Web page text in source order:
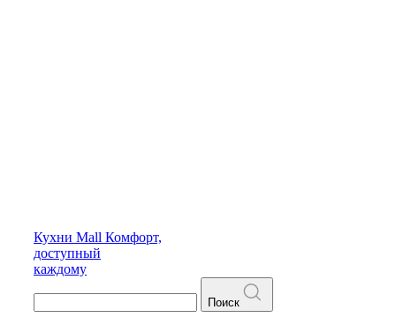
Кухни Mall Комфорт,
доступный
каждому
Поиск